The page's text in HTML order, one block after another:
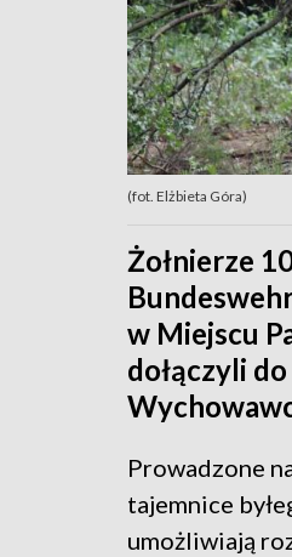
(fot. Elżbieta Góra)
Żołnierze
w Miejscu
dołączyli
Prowadzone
tajemnice
umożliwiają